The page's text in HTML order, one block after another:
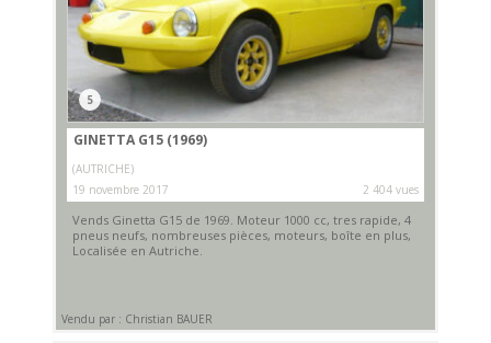
5
GINETTA G15 (1969)
(AUTRICHE)
19 novembre 2017
2 404 vues
Vends Ginetta G15 de 1969. Moteur 1000 cc, tres rapide, 4
pneus neufs, nombreuses pièces, moteurs, boîte en plus,
Localisée en Autriche.
Vendu par : Christian BAUER